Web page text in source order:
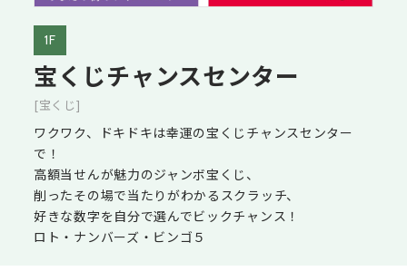
1F
宝くじチャンスセンター
[宝くじ]
ワクワク、ドキドキは幸運の宝くじチャンスセンター
で！
高額当せんが魅力のジャンボ宝くじ、
削ったその場で当たりがわかるスクラッチ、
好きな数字を自分で選んでビックチャンス！
ロト・ナンバーズ・ビンゴ５